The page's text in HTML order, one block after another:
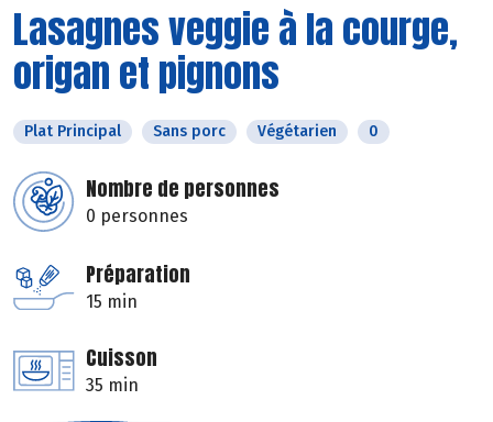
Lasagnes veggie à la courge,
origan et pignons
Plat Principal Sans porc Végétarien 0
Nombre de personnes
0 personnes
Préparation
15 min
Cuisson
35 min